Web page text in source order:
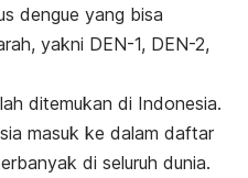
dengue yang bisa
yakni DEN-1, DEN-2,
ditemukan di Indonesia.
masuk ke dalam daftar
di seluruh dunia.